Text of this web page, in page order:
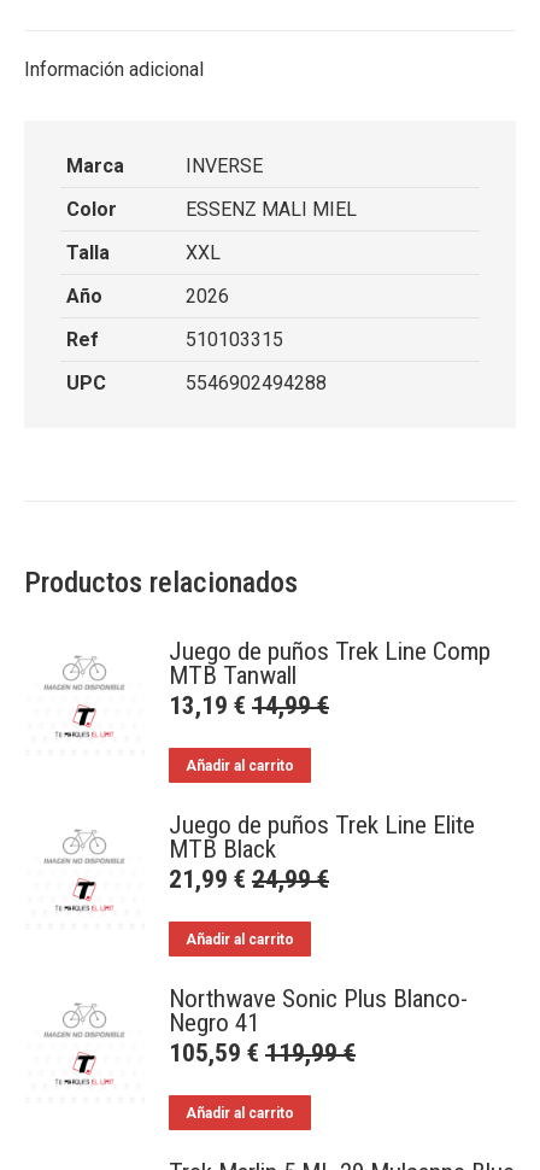
Información adicional
Marca
INVERSE
Color
ESSENZ MALI MIEL
Talla
XXL
Año
2026
Ref
510103315
UPC
5546902494288
Productos relacionados
Juego de puños Trek Line Comp
MTB Tanwall
13,19 € 14,99€
Añadir al carrito
Juego de puños Trek Line Elite
MTB Black
21,99 € 24,99€
Añadir al carrito
Northwave Sonic Plus Blanco-
Negro 41
105,59 € 119,99€
Añadir al carrito